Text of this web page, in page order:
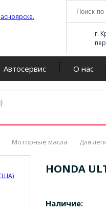
г.
Автосервис О нас
Моторные масла Для
HONDA
Наличие: